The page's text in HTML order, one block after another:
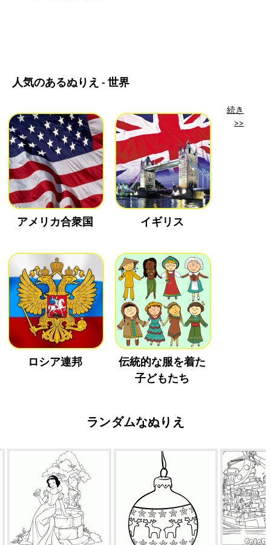
人気のあるぬりえ - 世界
アメリカ合衆国 イギリス
ロシア連邦
伝統的な服を着た
子どもたち
続き
>>
ランダムなぬりえ